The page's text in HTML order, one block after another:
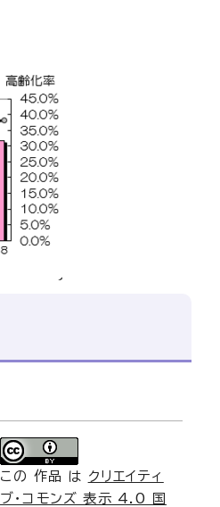
この 作品 は クリエイティ
ブ・コモンズ 表示 4.0 国